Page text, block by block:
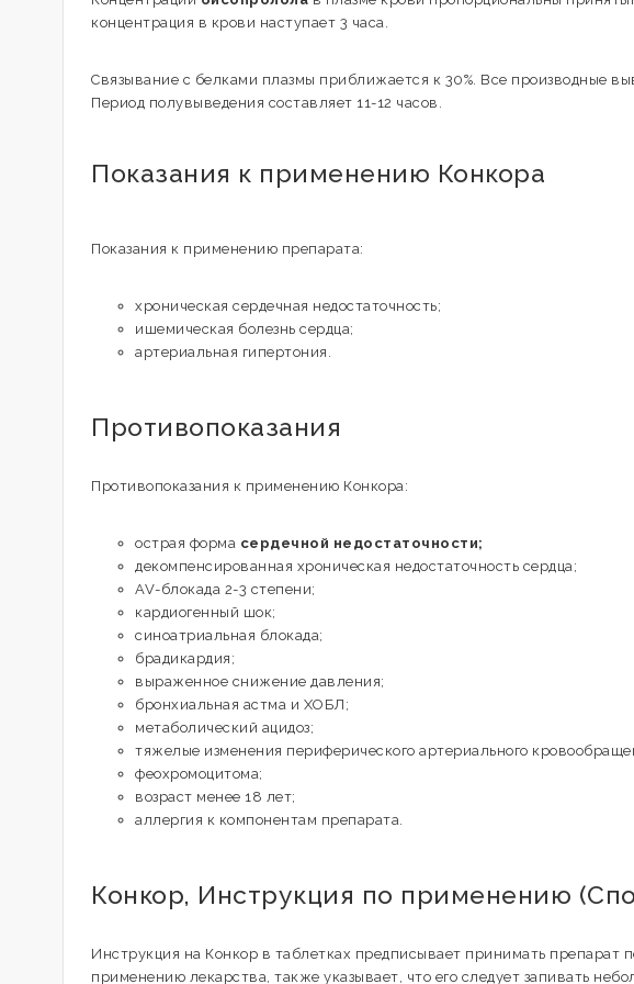
концентрация в крови наступает 3 часа.
Связывание с белками плазмы приближается к 30%. Все производные
Период полувыведения составляет 11-12 часов.
Показания к применению Конкора
Показания к применению препарата:
хроническая сердечная недостаточность;
ишемическая болезнь сердца;
артериальная гипертония.
Противопоказания
Противопоказания к применению Конкора:
острая форма сердечной недостаточности;
декомпенсированная хроническая недостаточность сердца;
AV-блокада 2-3 степени;
кардиогенный шок;
синоатриальная блокада;
брадикардия;
выраженное снижение давления;
бронхиальная астма и ХОБЛ;
метаболический ацидоз;
тяжелые изменения периферического артериального
феохромоцитома;
возраст менее 18 лет;
аллергия к компонентам препарата.
Конкор, Инструкция по применению
Инструкция на Конкор в таблетках предписывает принимать препарат
применению лекарства, также указывает, что его следует запивать